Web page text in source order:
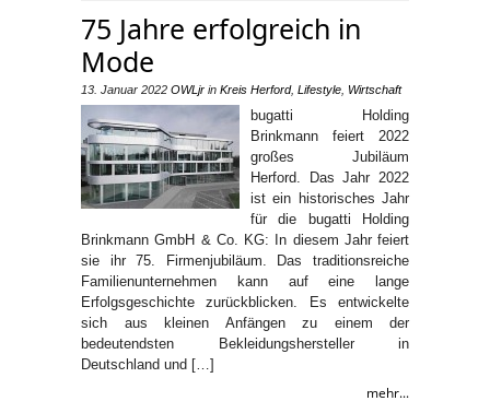
75 Jahre erfolgreich in
Mode
13. Januar 2022 OWLjr in Kreis Herford, Lifestyle Wirtschaft
bugatti Holding
Brinkmann feiert 2022
großes Jubiläum
Herford. Das Jahr 2022
ist ein historisches Jahr
für die bugatti Holding
Brinkmann GmbH & Co. KG: In diesem Jahr feiert
sie ihr 75. Firmenjubiläum. Das traditionsreiche
Familienunternehmen kann auf eine lange
Erfolgsgeschichte zurückblicken. Es entwickelte
sich aus kleinen Anfängen zu einem der
bedeutendsten Bekleidungshersteller in
Deutschland und […]
mehr...